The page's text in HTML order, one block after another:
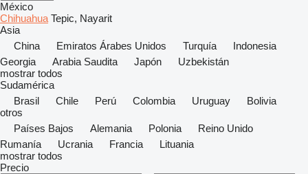
México
Chihuahua Tepic, Nayarit
Asia
China
Emiratos Árabes Unidos Turquía
Indonesia
Georgia
Arabia Saudita Japón
Uzbekistán
mostrar todos
Sudamérica
Brasil
Chile Perú Colombia Uruguay
Bolivia
otros
Países Bajos
Alemania Polonia
Reino Unido
Rumanía
Ucrania Francia
Lituania
mostrar todos
Precio